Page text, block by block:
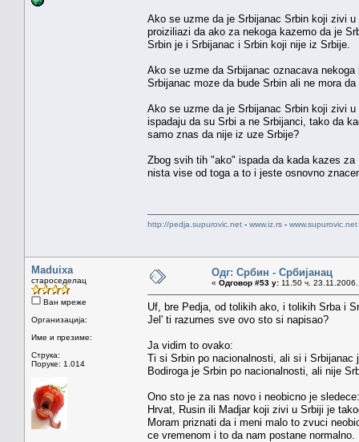
Ako se uzme da je Srbijanac Srbin koji zivi
proiziliazi da ako za nekoga kazemo da je
Srbin je i Srbijanac i Srbin koji nije iz Srbije.
Ako se uzme da Srbijanac oznacava
Srbijanac moze da bude Srbin ali ne mora da
Ako se uzme da je Srbijanac Srbin koji zivi
ispadaju da su Srbi a ne Srbijanci, tako da
samo znas da nije iz uze Srbije?
Zbog svih tih "ako" ispada da kada kazes
nista vise od toga a to i jeste osnovno
http://pedja.supurovic.net - www.iz.rs - www.supurovic.net
Maduixa
староседелац
Ван мреже
Организација:
Име и презиме:
Струка:
Поруке: 1.014
Одг: Србин - Србијанац
« Одговор #53 у: 11.50 ч.
Uf, bre Pedja, od tolikih ako, i tolikih Srba i
Jel' ti razumes sve ovo sto si napisao?
Ja vidim to ovako:
Ti si Srbin po nacionalnosti, ali si i Srbijanac
Bodiroga je Srbin po nacionalnosti, ali nije
Ono sto je za nas novo i neobicno je sledece:
Hrvat, Rusin ili Madjar koji zivi u Srbiji je
Moram priznati da i meni malo to zvuci
ce vremenom i to da nam postane normalno.